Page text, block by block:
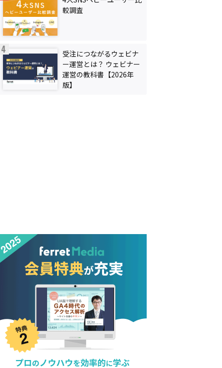
較調査
受注につながるウェビナ
ー運営とは？ ウェビナー
運営の教科書【2026年
版】